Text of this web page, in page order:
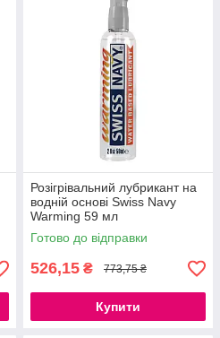
Розігрівальний лубрикант на
водній основі Swiss Navy
Warming 59 мл
777Store.com.ua
Готово до відправки
526,15 ₴ 773,75 ₴
Купити